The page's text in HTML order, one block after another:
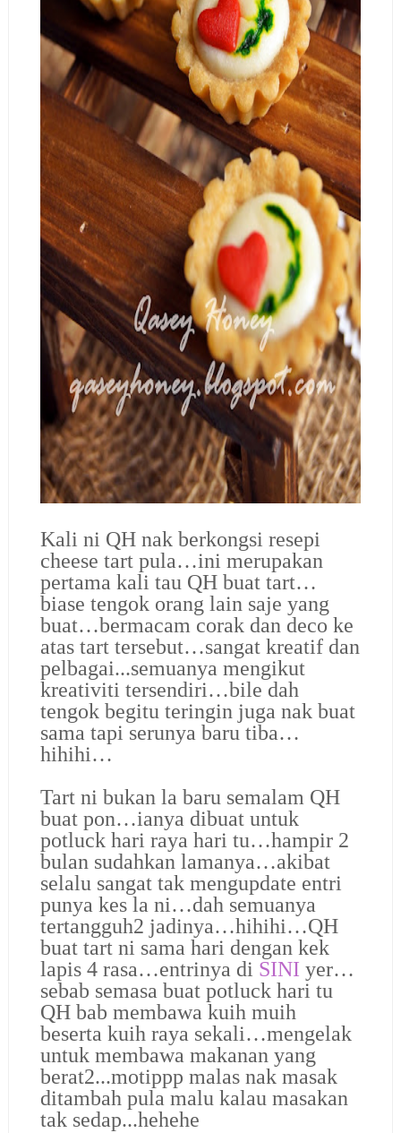
Kali ni QH nak berkongsi resepi
cheese tart pula…ini merupakan
pertama kali tau QH buat tart…
biase tengok orang lain saje yang
buat…bermacam corak dan deco ke
atas tart tersebut…sangat kreatif dan
pelbagai...semuanya mengikut
kreativiti tersendiri…bile dah
tengok begitu teringin juga nak buat
sama tapi serunya baru tiba…
hihihi…
Tart ni bukan la baru semalam QH
buat pon…ianya dibuat untuk
potluck hari raya hari tu…hampir 2
bulan sudahkan lamanya…akibat
selalu sangat tak mengupdate entri
punya kes la ni…dah semuanya
tertangguh2 jadinya…hihihi…QH
buat tart ni sama hari dengan kek
lapis 4 rasa…entrinya di SINI yer…
sebab semasa buat potluck hari tu
QH bab membawa kuih muih
beserta kuih raya sekali…mengelak
untuk membawa makanan yang
berat2...motippp malas nak masak
ditambah pula malu kalau masakan
tak sedap...hehehe